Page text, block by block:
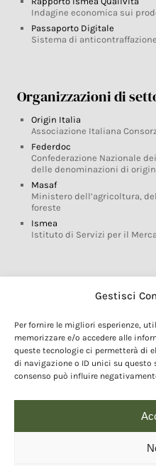
Gestisci
Per fornire le migliori esperienze,
memorizzare e/o accedere alle
queste tecnologie ci permetterà di
di navigazione o ID unici su
consenso può influire
Indagine economica sui
Passaporto Digitale
Sistema di
Organizzazioni di
Origin Italia
Associazione Italiana
Federdoc
Confederazione Nazionale
delle denominazioni di
Masaf
Ministero dell’agricoltura,
foreste
Ismea
Istituto di Servizi per il
Glossario DOP IGP
Marchi DOP IGP
Normativa prodotti DOP IGP
Consorzi di Tutela
Farm To Fork e prodotti DOP